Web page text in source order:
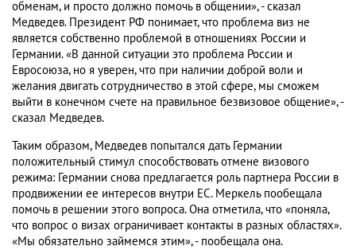
обменам, и просто должно помочь в общении», - сказал
Медведев. Президент РФ понимает, что проблема виз не
является собственно проблемой в отношениях России и
Германии. «В данной ситуации это проблема России и
Евросоюза, но я уверен, что при наличии доброй воли и
желания двигать сотрудничество в этой сфере, мы сможем
выйти в конечном счете на правильное безвизовое общение», -
сказал Медведев.
Таким образом, Медведев попытался дать Германии
положительный стимул способствовать отмене визового
режима: Германии снова предлагается роль партнера России в
продвижении ее интересов внутри ЕС. Меркель пообещала
помочь в решении этого вопроса. Она отметила, что «поняла,
что вопрос о визах ограничивает контакты в разных областях».
«Мы обязательно займемся этим», - пообещала она.